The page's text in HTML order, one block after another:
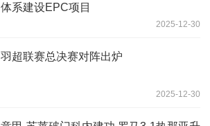
体系建设EPC项目
2025-12-30
羽超联赛总决赛对阵出炉
2025-12-30